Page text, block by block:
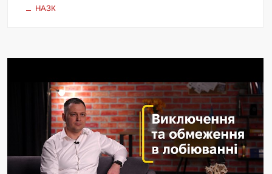
НАЗК